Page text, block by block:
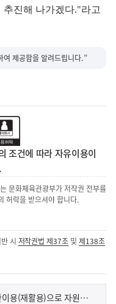
추진해 나가겠다."라고
여 제공함을 알려드립니다.”
조건에 따라 자유이용이
문화체육관광부가 저작권 전부를
허락을 받으셔야 합니다.
시 저작권법 제37조 및제138조
과기정통부-기후부, 폐통신장비 순환이용(재활용)으로 자원안보와 탄소중립 두 마리 토끼 잡는다